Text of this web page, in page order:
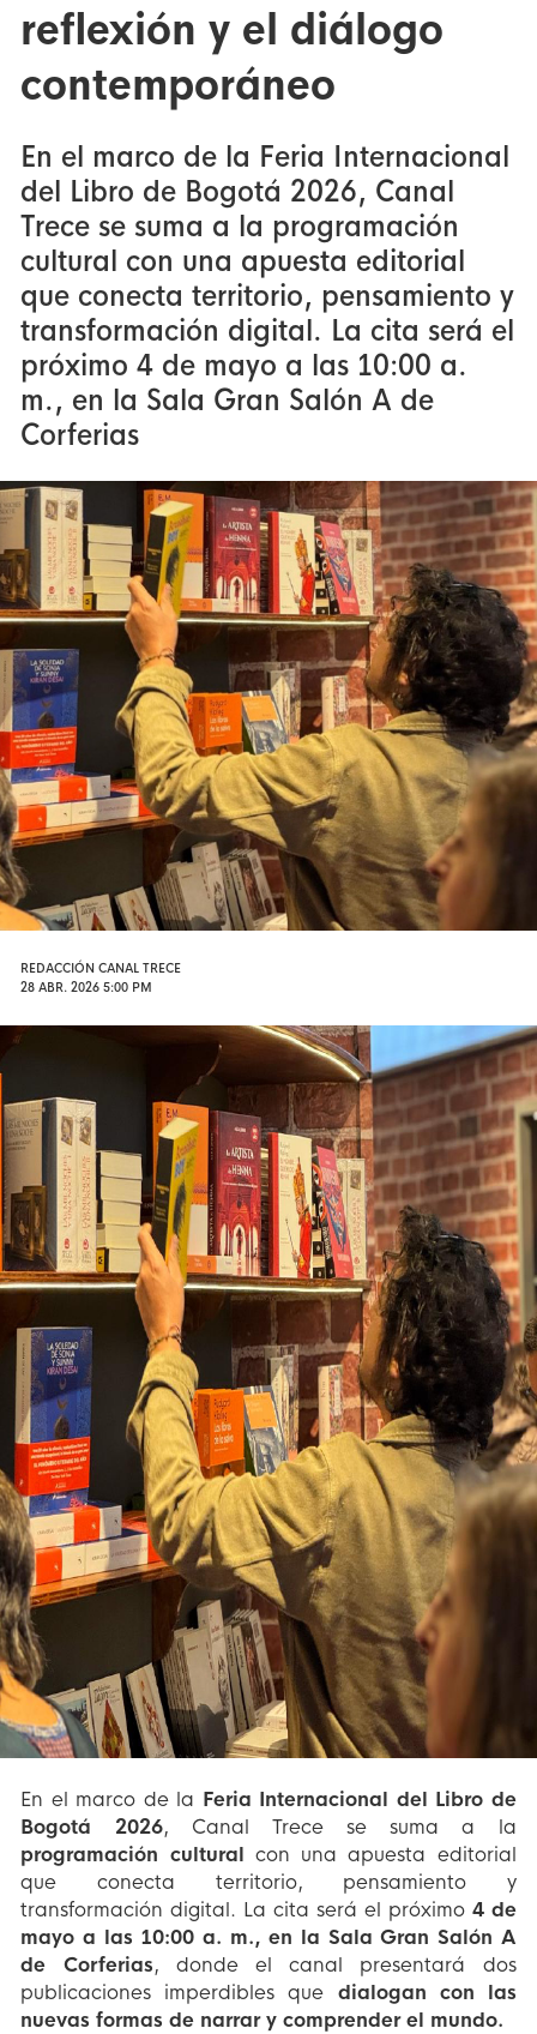
reflexión y el diálogo
contemporáneo
En el marco de la Feria Internacional
del Libro de Bogotá 2026, Canal
Trece se suma a la programación
cultural con una apuesta editorial
que conecta territorio, pensamiento y
transformación digital. La cita será el
próximo 4 de mayo a las 10:00 a.
m., en la Sala Gran Salón A de
Corferias
REDACCIÓN CANAL TRECE
28 ABR. 2026 5:00 PM
En el marco de la Feria Internacional del Libro de
Bogotá 2026, Canal Trece se suma a la
programación cultural con una apuesta editorial
que conecta territorio, pensamiento y
transformación digital. La cita será el próximo 4 de
mayo a las 10:00 a. m., en la Sala Gran Salón A
de Corferias, donde el canal presentará dos
publicaciones imperdibles que dialogan con las
nuevas formas de narrar y comprender el mundo.